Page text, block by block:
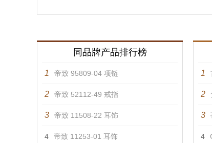
同品牌产品排行榜
1 帝致 95809-04 项链
2 帝致 52112-49 戒指
3 帝致 11508-22 耳饰
4 帝致 11253-01 耳饰
1
2
3
4